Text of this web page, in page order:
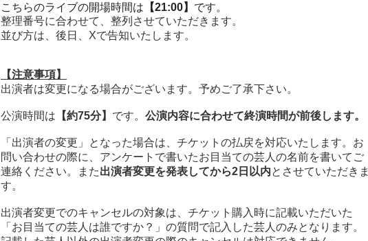
こちらのライブの開場時間は 【21:00】 です。
整理番号に合わせて、整列させていただきます。
並び方は、後日、Xで告知いたします。
【注意事項】
出演者は変更になる場合がございます。予めご了承下さい。
公演時間は 【約75分】 です。 公演内容に合わせて終演時間が前後します。
「出演者の変更」となった場合は、チケットの払戻を対応いたします。お
問い合わせの際に、アンケートで書いたお目当ての芸人の名前を書いてご
連絡ください。また出演者変更を発表してから2日以内とさせていただきま
す。
出演者変更でのキャンセルの対象は、チケット購入時に記載いただいた
「お目当ての芸人は誰ですか？」の質問で記入した芸人のみとなります。